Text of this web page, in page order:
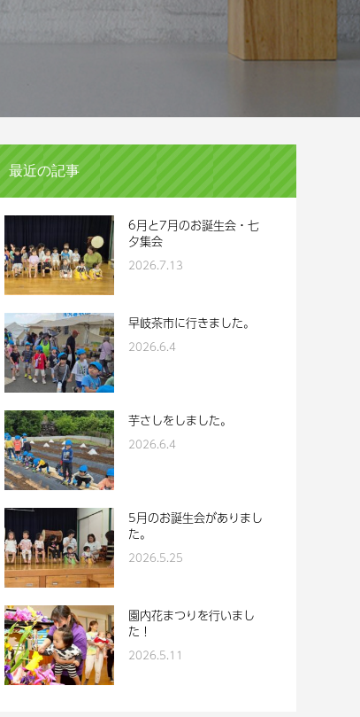
最近の記事
6月と7月のお誕生会・七
夕集会
2026.7.13
早岐茶市に行きました。
2026.6.4
芋さしをしました。
2026.6.4
5月のお誕生会がありまし
た。
2026.5.25
園内花まつりを行いまし
た！
2026.5.11